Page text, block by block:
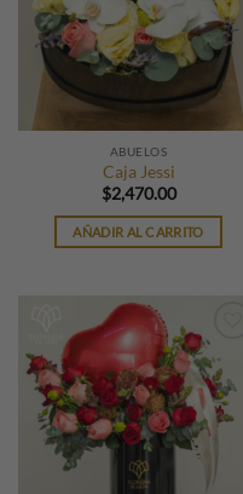
ABUELOS
Caja Jessi
$2,470.00
AÑADIR AL CARRITO